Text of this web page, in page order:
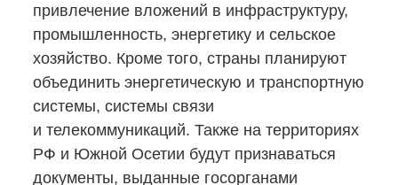
привлечение вложений в инфраструктуру,
промышленность, энергетику и сельское
хозяйство. Кроме того, страны планируют
объединить энергетическую и транспортную
системы, системы связи
и телекоммуникаций. Также на территориях
РФ и Южной Осетии будут признаваться
документы, выданные госорганами